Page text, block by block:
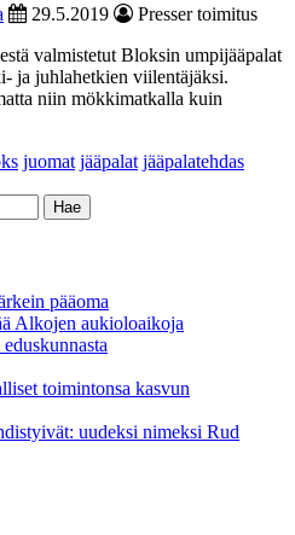
29.5.2019
Presser toimitus
valmistetut Bloksin umpijääpalat
ja juhlahetkien viilentäjäksi.
niin mökkimatkalla kuin
juomat jääpalat jääpalatehdas
pääoma
Alkojen aukioloaikoja
toimintonsa kasvun
uudeksi nimeksi Rud